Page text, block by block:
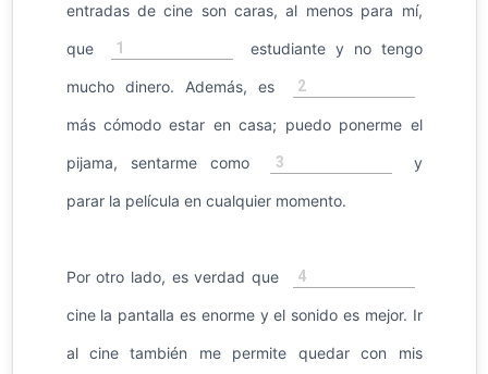
entradas de cine son caras, al menos para mí,
que 1 estudiante y no tengo
mucho dinero. Además, es 2
más cómodo estar en casa; puedo ponerme el
pijama, sentarme como 3 y
parar la película en cualquier momento.
Por otro lado, es verdad que 4
cine la pantalla es enorme y el sonido es mejor. Ir
al cine también me permite quedar con mis